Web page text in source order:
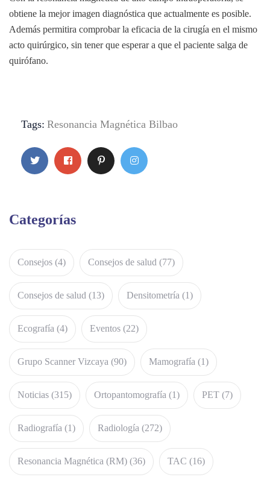
obtiene la mejor imagen diagnóstica que actualmente es posible.
Además permitira comprobar la eficacia de la cirugía en el mismo
acto quirúrgico, sin tener que esperar a que el paciente salga de
quirófano.
Tags: Resonancia Magnética Bilbao
Categorías
Consejos (4) Consejos de salud (77)
Consejos de salud (13) Densitometría (1)
Ecografía (4) Eventos (22)
Grupo Scanner Vizcaya (90) Mamografía (1)
Noticias (315) Ortopantomografía (1) PET (7)
Radiografía (1) Radiología (272)
Resonancia Magnética (RM) (36) TAC (16)